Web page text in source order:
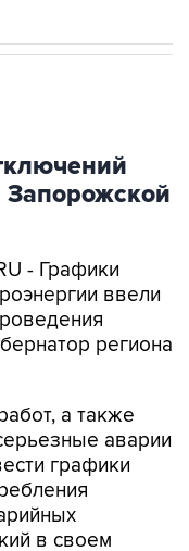
- Графики
региона
а также
графики
в своем